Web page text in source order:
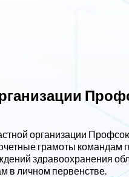
организации
грамоты командам
здравоохранения
в личном первенстве.